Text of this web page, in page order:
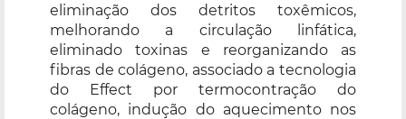
eliminação dos detritos toxêmicos,
melhorando a circulação linfática,
eliminado toxinas e reorganizando as
fibras de colágeno, associado a tecnologia
do Effect por termocontração do
colágeno, indução do aquecimento nos